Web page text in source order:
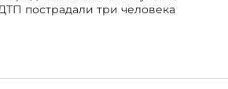
пострадали три человека